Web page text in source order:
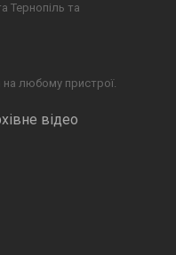
Тернопіль та
любому пристрої.
відео